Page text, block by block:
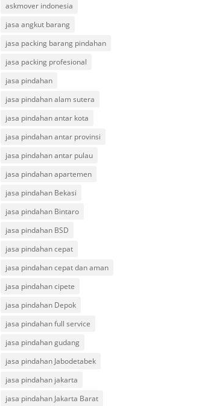
askmover indonesia
jasa angkut barang
jasa packing barang pindahan
jasa packing profesional
jasa pindahan
jasa pindahan alam sutera
jasa pindahan antar kota
jasa pindahan antar provinsi
jasa pindahan antar pulau
jasa pindahan apartemen
jasa pindahan Bekasi
jasa pindahan Bintaro
jasa pindahan BSD
jasa pindahan cepat
jasa pindahan cepat dan aman
jasa pindahan cipete
jasa pindahan Depok
jasa pindahan full service
jasa pindahan gudang
jasa pindahan Jabodetabek
jasa pindahan jakarta
jasa pindahan Jakarta Barat